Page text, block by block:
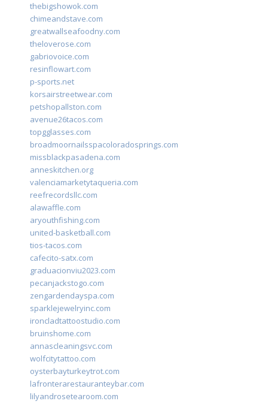
thebigshowok.com
chimeandstave.com
greatwallseafoodny.com
theloverose.com
gabriovoice.com
resinflowart.com
p-sports.net
korsairstreetwear.com
petshopallston.com
avenue26tacos.com
topgglasses.com
broadmoornailsspacoloradosprings.com
missblackpasadena.com
anneskitchen.org
valenciamarketytaqueria.com
reefrecordsllc.com
alawaffle.com
aryouthfishing.com
united-basketball.com
tios-tacos.com
cafecito-satx.com
graduacionviu2023.com
pecanjackstogo.com
zengardendayspa.com
sparklejewelryinc.com
ironcladtattoostudio.com
bruinshome.com
annascleaningsvc.com
wolfcitytattoo.com
oysterbayturkeytrot.com
lafronterarestauranteybar.com
lilyandrosetearoom.com